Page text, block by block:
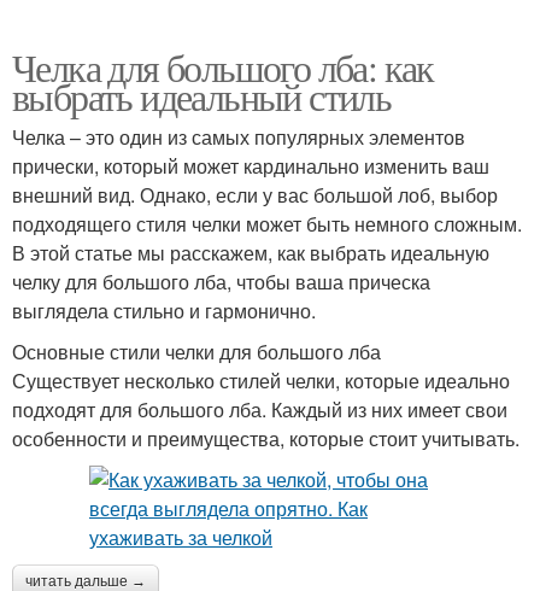
Челка для большого лба: как
выбрать идеальный стиль
Челка – это один из самых популярных элементов
прически, который может кардинально изменить ваш
внешний вид. Однако, если у вас большой лоб, выбор
подходящего стиля челки может быть немного сложным.
В этой статье мы расскажем, как выбрать идеальную
челку для большого лба, чтобы ваша прическа
выглядела стильно и гармонично.
Основные стили челки для большого лба
Существует несколько стилей челки, которые идеально
подходят для большого лба. Каждый из них имеет свои
особенности и преимущества, которые стоит учитывать.
читать дальше →